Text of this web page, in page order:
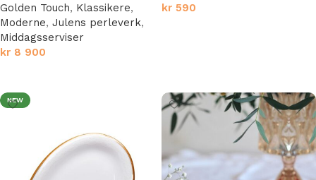
Golden Touch, Klassikere,
Moderne, Julens perleverk,
Middagsserviser
kr 8 900
kr 590
NEW